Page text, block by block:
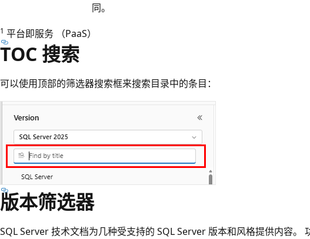
同。
1 平台即服务 （PaaS）
TOC 搜索
可以使用顶部的筛选器搜索框来搜索目录中的条目：
版本筛选器
SQL Server 技术文档为几种受支持的 SQL Server 版本和风格提供内容。